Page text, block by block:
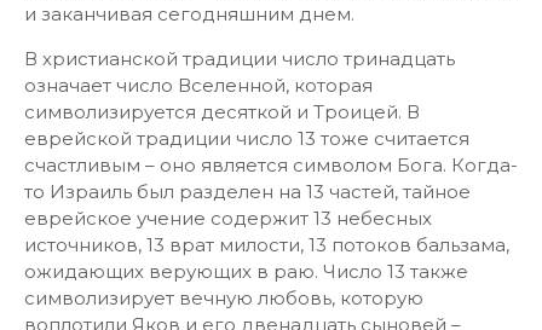
и заканчивая сегодняшним днем.
В христианской традиции число тринадцать
означает число Вселенной, которая
символизируется десяткой и Троицей. В
еврейской традиции число 13 тоже считается
счастливым – оно является символом Бога. Когда-
то Израиль был разделен на 13 частей, тайное
еврейское учение содержит 13 небесных
источников, 13 врат милости, 13 потоков бальзама,
ожидающих верующих в раю. Число 13 также
символизирует вечную любовь, которую
воплотили Яков и его двенадцать сыновей –